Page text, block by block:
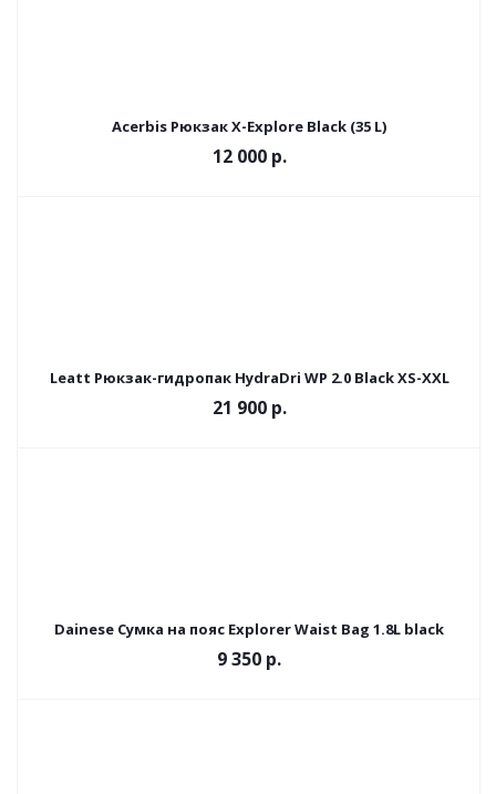
Acerbis Рюкзак X-Explore Black (35 L)
12 000р.
Leatt Рюкзак-гидропак HydraDri WP 2.0 Black XS-XXL
21 900р.
Dainese Сумка на пояс Explorer Waist Bag 1.8L black
9 350 р.